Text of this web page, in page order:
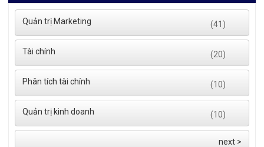
Quản trị Marketing (41)
Tài chính (20)
Phân tích tài chính (10)
Quản trị kinh doanh (10)
next >